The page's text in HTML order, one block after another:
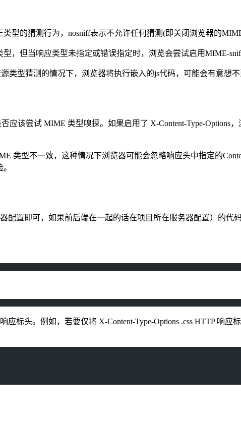
型的猜测行为，nosniff表示不允许任何猜测(即关闭浏览器的
，但当响应类型未指定或错误指定时，浏览会尝试启用MIME-
类型猜测的情况下，浏览器将执行嵌入的js代码，可能会有意想不
应该尝试 MIME 类型嗅探。如果启用了 X-Content-Type-
类型不一致，这种情况下浏览器可能会忽略响应头中指定的
置即可，如果前后端在一起的话在项目所在服务器配置）的代
标头。例如，若要仅将 X-Content-Type-Options .css HTTP 响